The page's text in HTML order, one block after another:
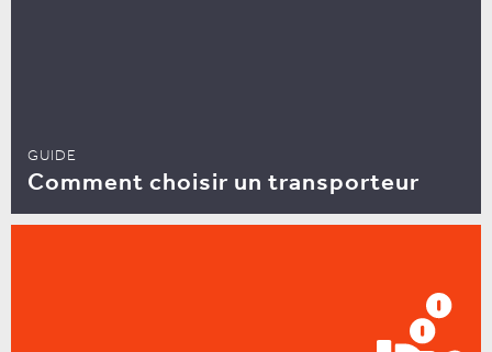
GUIDE
Comment choisir un transporteur